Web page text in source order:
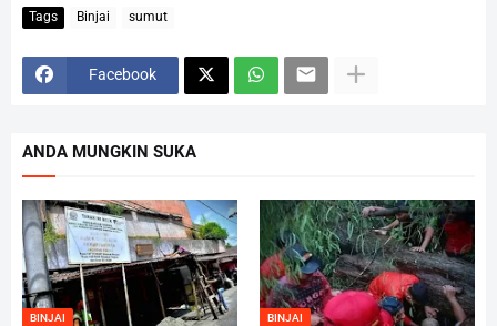
Tags Binjai sumut
Facebook
ANDA MUNGKIN SUKA
BINJAI BINJAI